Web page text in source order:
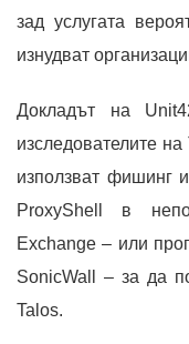
зад услугата
изнудват
Докладът на
изследователите
използват фишинг
ProxyShell в
Exchange – или
SonicWall – за да
Talos.